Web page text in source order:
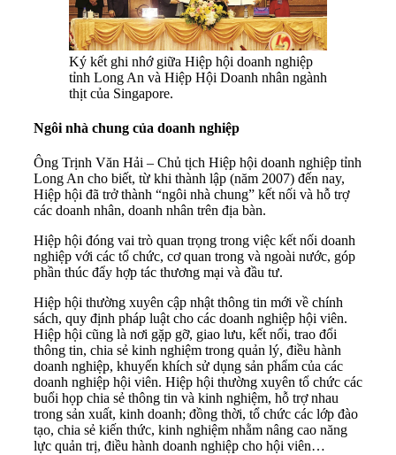
Ký kết ghi nhớ giữa Hiệp hội doanh nghiệp
tỉnh Long An và Hiệp Hội Doanh nhân ngành
thịt của Singapore.
Ngôi nhà chung của doanh nghiệp
Ông Trịnh Văn Hải – Chủ tịch Hiệp hội doanh nghiệp tỉnh
Long An cho biết, từ khi thành lập (năm 2007) đến nay,
Hiệp hội đã trở thành “ngôi nhà chung” kết nối và hỗ trợ
các doanh nhân, doanh nhân trên địa bàn.
Hiệp hội đóng vai trò quan trọng trong việc kết nối doanh
nghiệp với các tổ chức, cơ quan trong và ngoài nước, góp
phần thúc đẩy hợp tác thương mại và đầu tư.
Hiệp hội thường xuyên cập nhật thông tin mới về chính
sách, quy định pháp luật cho các doanh nghiệp hội viên.
Hiệp hội cũng là nơi gặp gỡ, giao lưu, kết nối, trao đổi
thông tin, chia sẻ kinh nghiệm trong quản lý, điều hành
doanh nghiệp, khuyến khích sử dụng sản phẩm của các
doanh nghiệp hội viên. Hiệp hội thường xuyên tổ chức các
buổi họp chia sẻ thông tin và kinh nghiệm, hỗ trợ nhau
trong sản xuất, kinh doanh; đồng thời, tổ chức các lớp đào
tạo, chia sẻ kiến thức, kinh nghiệm nhằm nâng cao năng
lực quản trị, điều hành doanh nghiệp cho hội viên…